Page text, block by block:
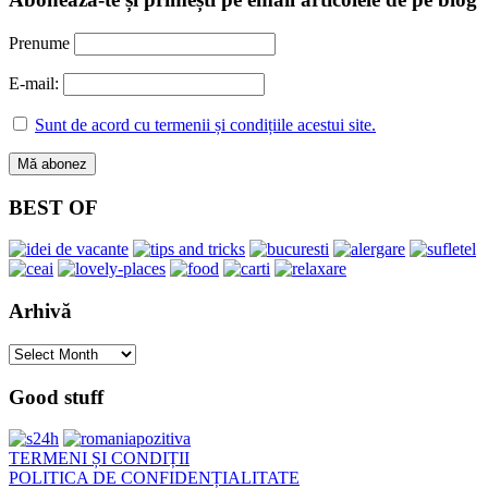
Prenume
E-mail:
Sunt de acord cu termenii și condițiile acestui site.
BEST OF
Arhivă
Arhivă
Good stuff
TERMENI ȘI CONDIȚII
POLITICA DE CONFIDENȚIALITATE